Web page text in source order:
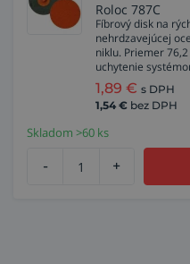
Roloc 787C
Fíbrový disk na
nehrdzavejúcej
niklu. Priemer
uchytenie
1,89 € s DPH
1,54 € bez DPH
Skladom >60 ks
- +